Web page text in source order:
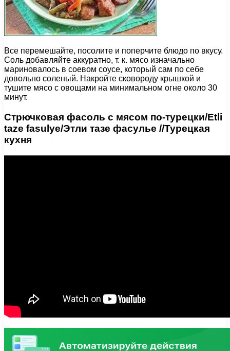
Все перемешайте, посолите и поперчите блюдо по вкусу.
Соль добавляйте аккуратно, т. к. мясо изначально
мариновалось в соевом соусе, который сам по себе
довольно соленый. Накройте сковороду крышкой и
тушите мясо с овощами на минимальном огне около 30
минут.
Стрючковая фасоль с мясом по-турецки/Etli
taze fasulye/Этли тазе фасулье //Турецкая
кухня